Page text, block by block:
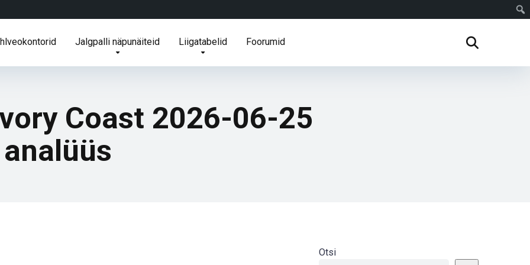
Jalgpalli näpunäiteid Liigatabelid Foorumid
Coast 2026-06-25
Otsi